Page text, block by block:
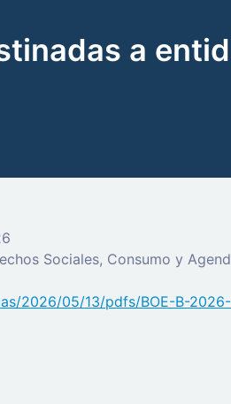
a
Sociales, Consumo y
2026/05/13/pdfs/BOE-B-